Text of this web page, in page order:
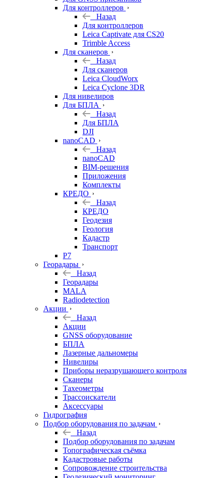
Для контроллеров
Назад
Для контроллеров
Leica Captivate для CS20
Trimble Access
Для сканеров
Назад
Для сканеров
Leica CloudWorx
Leica Cyclone 3DR
Для нивелиров
Для БПЛА
Назад
Для БПЛА
DJI
nanoCAD
Назад
nanoCAD
BIM-решения
Приложения
Комплекты
КРЕДО
Назад
КРЕДО
Геодезия
Геология
Кадастр
Транспорт
Р7
Георадары
Назад
Георадары
MALA
Radiodetection
Акции
Назад
Акции
GNSS оборудование
БПЛА
Лазерные дальномеры
Нивелиры
Приборы неразрушающего контроля
Сканеры
Тахеометры
Трассоискатели
Аксессуары
Гидрография
Подбор оборудования по задачам
Назад
Подбор оборудования по задачам
Топографическая съёмка
Кадастровые работы
Сопровождение строительства